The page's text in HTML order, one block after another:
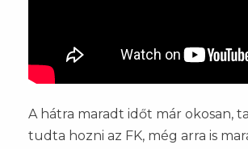
A hátra maradt időt már okosan,
tudta hozni az FK, még arra is